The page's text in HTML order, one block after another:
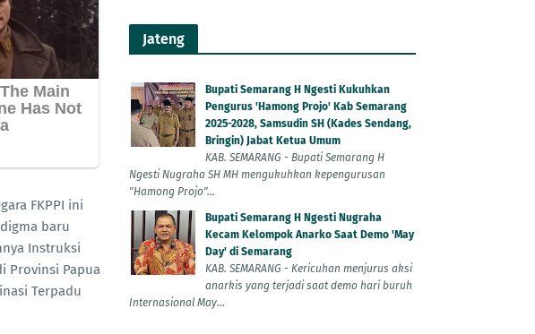
FKPPI ini
baru
Instruksi
Provinsi Papua
Terpadu
Jateng
Bupati Semarang H Ngesti Kukuhkan
Pengurus 'Hamong Projo' Kab Semarang
2025-2028, Samsudin SH (Kades Sendang,
Bringin) Jabat Ketua Umum
KAB. SEMARANG - Bupati Semarang H
Ngesti Nugraha SH MH mengukuhkan kepengurusan
"Hamong Projo"...
Bupati Semarang H Ngesti Nugraha
Kecam Kelompok Anarko Saat Demo 'May
Day' di Semarang
KAB. SEMARANG - Kericuhan menjurus aksi
anarkis yang terjadi saat demo hari buruh
Internasional May...